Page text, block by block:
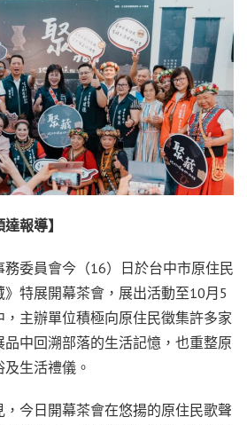
報導】
委員會今（16）日於台中市原住民
特展開幕茶會，展出活動至10月5
，主辦單位積極向原住民徵集許多家
中回溯部落的生活記憶，也重整原
生活禮儀。
今日開幕茶會在悠揚的原住民歌聲